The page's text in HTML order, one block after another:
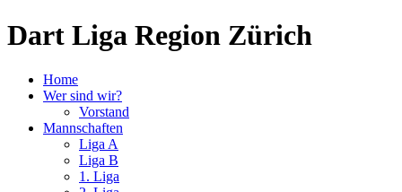
Dart Liga Region Zürich
Home
Wer sind wir?
Vorstand
Mannschaften
Liga A
Liga B
1. Liga